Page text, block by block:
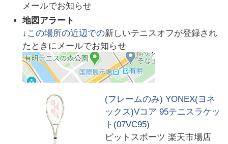
メールでお知らせ
地図アラート
↓この場所の近辺での新しいテニスオフが登録され
たときにメールでお知らせ
(フレームのみ) YONEX(ヨネ
ックス)Vコア 95テニスラケッ
ト(07VC95)
ピットスポーツ 楽天市場店